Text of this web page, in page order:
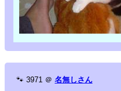
🐾 3971 ＠ 名無しさん